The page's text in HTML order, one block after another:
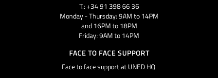
T.: +34 91 398 66 36
Monday - Thursday: 9AM to 14PM
and 16PM to 18PM
Friday: 9AM to 14PM
FACE TO FACE SUPPORT
Face to face support at UNED HQ